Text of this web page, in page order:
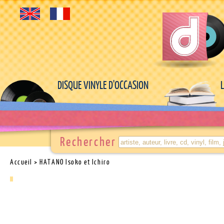
DISQUE VINYLE D'OCCASION
Rechercher
Accueil > HATANO Isoko et Ichiro